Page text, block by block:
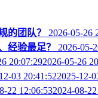
的团队？
2026-05-26
经验最足？
2026-05-
20:07:292026-05-26
03 20:41:522025-12-
22 12:06:532024-08-